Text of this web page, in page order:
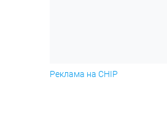
Реклама на CHIP